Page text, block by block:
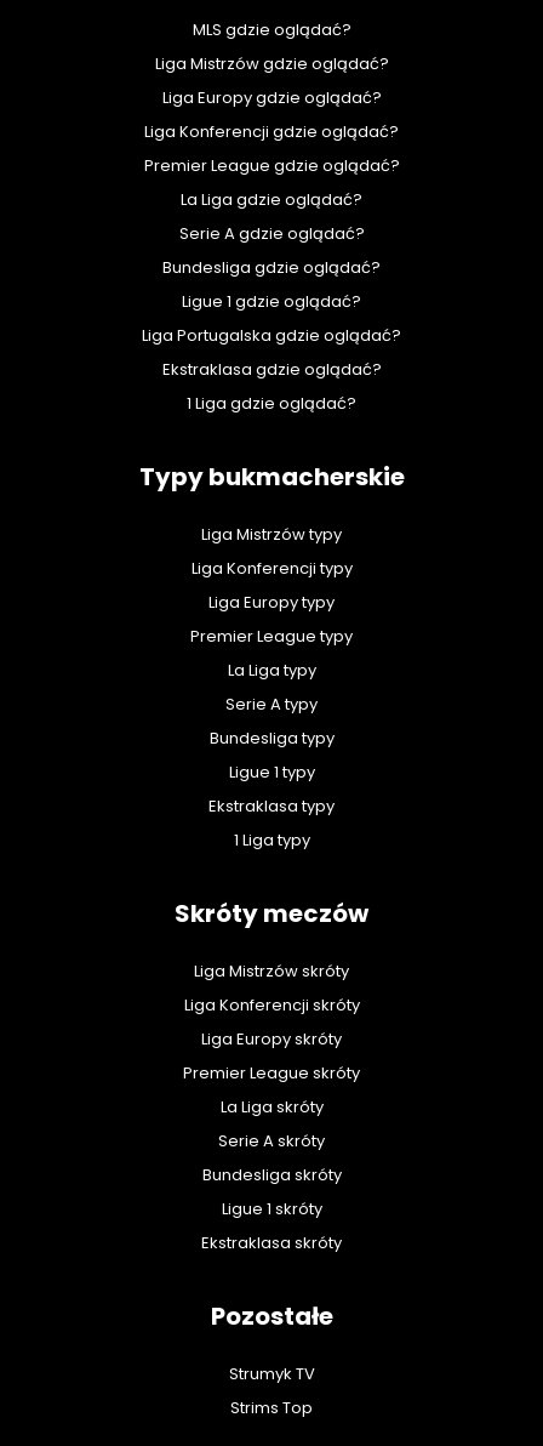
MLS gdzie oglądać?
Liga Mistrzów gdzie oglądać?
Liga Europy gdzie oglądać?
Liga Konferencji gdzie oglądać?
Premier League gdzie oglądać?
La Liga gdzie oglądać?
Serie A gdzie oglądać?
Bundesliga gdzie oglądać?
Ligue 1 gdzie oglądać?
Liga Portugalska gdzie oglądać?
Ekstraklasa gdzie oglądać?
1 Liga gdzie oglądać?
Typy bukmacherskie
Liga Mistrzów typy
Liga Konferencji typy
Liga Europy typy
Premier League typy
La Liga typy
Serie A typy
Bundesliga typy
Ligue 1 typy
Ekstraklasa typy
1 Liga typy
Skróty meczów
Liga Mistrzów skróty
Liga Konferencji skróty
Liga Europy skróty
Premier League skróty
La Liga skróty
Serie A skróty
Bundesliga skróty
Ligue 1 skróty
Ekstraklasa skróty
Pozostałe
Strumyk TV
Strims Top